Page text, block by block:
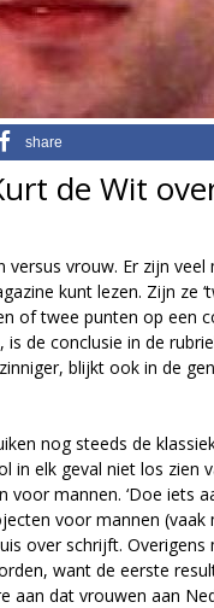
share
de Wit
vrouw. Er zijn
kunt lezen. Zijn ze
of twee punten op een
de conclusie in de
blijkt ook in de
nog steeds de
in elk geval niet los zien
mannen. ‘Doe iets
voor mannen
over schrijft.
want de eerste
aan dat vrouwen aan